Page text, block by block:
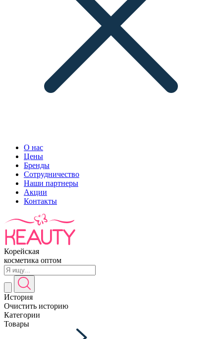
О нас
Цены
Бренды
Сотрудничество
Наши партнеры
Акции
Контакты
Корейская
косметика оптом
История
Очистить историю
Категории
Товары